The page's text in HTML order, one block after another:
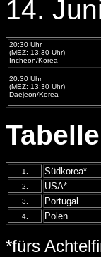
14.
20:30 Uhr
(MEZ: 13:30 Uhr)
Incheon/Korea
20:30 Uhr
(MEZ: 13:30 Uhr)
Daejeon/Korea
Tabelle
1. Südkorea*
2.
USA*
3.
Portugal
4.
Polen
*fürs